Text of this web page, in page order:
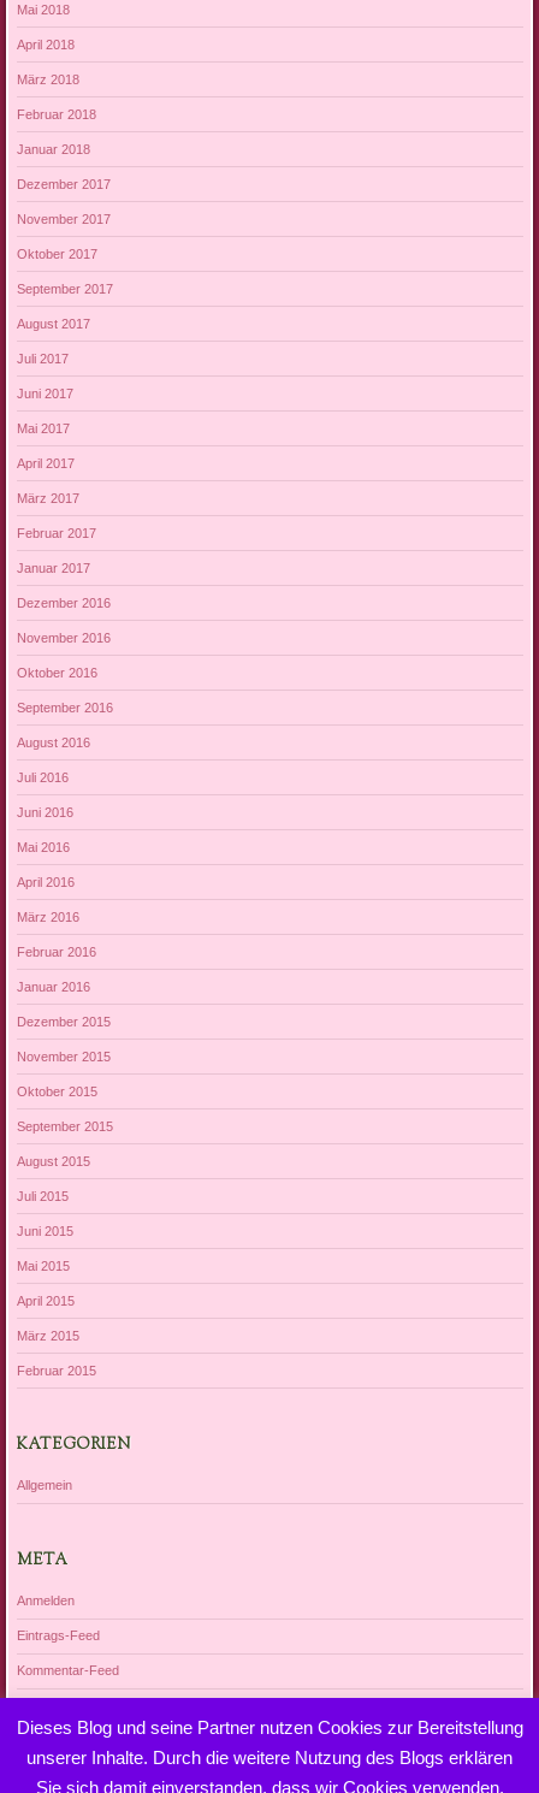
Mai 2018
April 2018
März 2018
Februar 2018
Januar 2018
Dezember 2017
November 2017
Oktober 2017
September 2017
August 2017
Juli 2017
Juni 2017
Mai 2017
April 2017
März 2017
Februar 2017
Januar 2017
Dezember 2016
November 2016
Oktober 2016
September 2016
August 2016
Juli 2016
Juni 2016
Mai 2016
April 2016
März 2016
Februar 2016
Januar 2016
Dezember 2015
November 2015
Oktober 2015
September 2015
August 2015
Juli 2015
Juni 2015
Mai 2015
April 2015
März 2015
Februar 2015
KATEGORIEN
Allgemein
META
Anmelden
Eintrags-Feed
Kommentar-Feed
Dieses Blog und seine Partner nutzen Cookies zur Bereitstellung
unserer Inhalte. Durch die weitere Nutzung des Blogs erklären
Sie sich damit einverstanden, dass wir Cookies verwenden.